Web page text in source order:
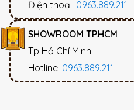
Điện thoại: 0963.889.211
SHOWROOM TP.HCM
Tp Hồ Chí Minh
Hotline: 0963.889.211